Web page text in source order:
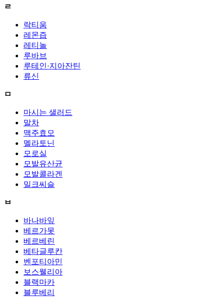
ㄹ
락티움
레몬즙
레티놀
루바브
루테인·지아잔틴
류신
ㅁ
마시는 샐러드
말차
맥주효모
멜라토닌
모로실
모발유산균
모발콜라겐
밀크씨슬
ㅂ
바나바잎
베르가못
베르베린
베타글루칸
벤포티아민
보스웰리아
블랙마카
블루베리